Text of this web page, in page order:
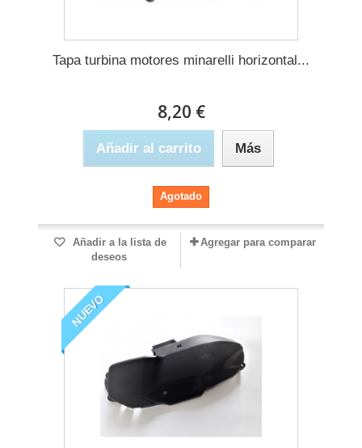
Tapa turbina motores minarelli horizontal...
8,20 €
Añadir al carrito Más
Agotado
Añadir a la lista de
deseos
Agregar para comparar
NUEVO